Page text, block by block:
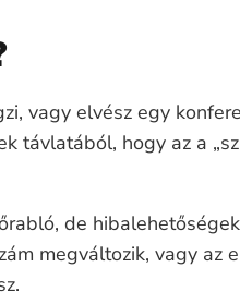
vagy elvész egy
távlatából, hogy az a
de
megváltozik, vagy az